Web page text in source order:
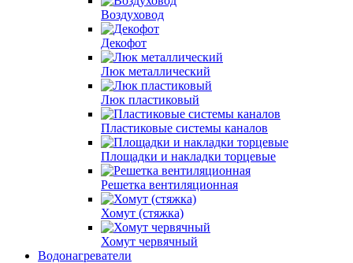
Воздуховод
Декофот
Люк металлический
Люк пластиковый
Пластиковые системы каналов
Площадки и накладки торцевые
Решетка вентиляционная
Хомут (стяжка)
Хомут червячный
Водонагреватели